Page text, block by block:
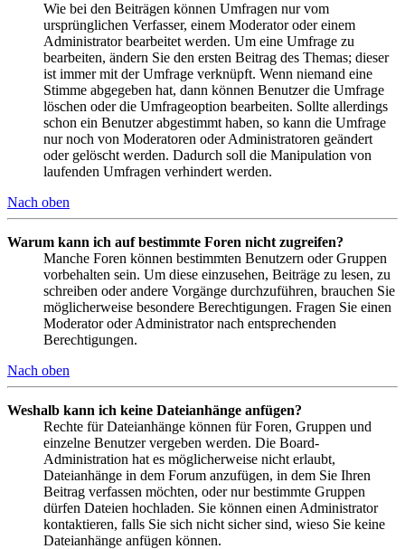
Wie bei den Beiträgen können Umfragen nur vom
ursprünglichen Verfasser, einem Moderator oder einem
Administrator bearbeitet werden. Um eine Umfrage zu
bearbeiten, ändern Sie den ersten Beitrag des Themas; dieser
ist immer mit der Umfrage verknüpft. Wenn niemand eine
Stimme abgegeben hat, dann können Benutzer die Umfrage
löschen oder die Umfrageoption bearbeiten. Sollte allerdings
schon ein Benutzer abgestimmt haben, so kann die Umfrage
nur noch von Moderatoren oder Administratoren geändert
oder gelöscht werden. Dadurch soll die Manipulation von
laufenden Umfragen verhindert werden.
Nach oben
Warum kann ich auf bestimmte Foren nicht zugreifen?
Manche Foren können bestimmten Benutzern oder Gruppen
vorbehalten sein. Um diese einzusehen, Beiträge zu lesen, zu
schreiben oder andere Vorgänge durchzuführen, brauchen Sie
möglicherweise besondere Berechtigungen. Fragen Sie einen
Moderator oder Administrator nach entsprechenden
Berechtigungen.
Nach oben
Weshalb kann ich keine Dateianhänge anfügen?
Rechte für Dateianhänge können für Foren, Gruppen und
einzelne Benutzer vergeben werden. Die Board-
Administration hat es möglicherweise nicht erlaubt,
Dateianhänge in dem Forum anzufügen, in dem Sie Ihren
Beitrag verfassen möchten, oder nur bestimmte Gruppen
dürfen Dateien hochladen. Sie können einen Administrator
kontaktieren, falls Sie sich nicht sicher sind, wieso Sie keine
Dateianhänge anfügen können.